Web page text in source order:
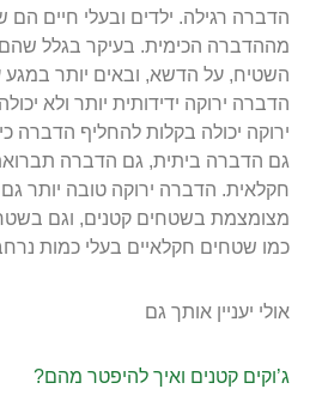
הדברה רגילה. ילדים ובעלי חיים הם
מההדברה הכימית. בעיקר בגלל
השטיח, על הדשא, ובאים יותר במגע
הדברה ירוקה ידידותית יותר ולא
ירוקה יכולה בקלות להחליף הדברה
גם הדברה ביתית, גם הדברה
חקלאית. הדברה ירוקה טובה יותר
מצומצמת בשטחים קטנים, וגם
כמו שטחים חקלאיים בעלי כמות
אולי יעניין אותך גם
ג’וקים קטנים ואיך להיפטר מהם?